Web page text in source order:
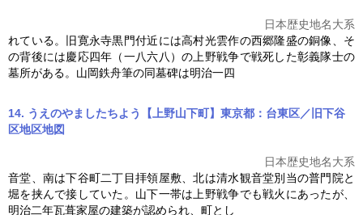
日本歴史地名大系
れている。旧寛永寺黒門付近には高村光雲作の西郷隆盛の銅像、そ
の背後には慶応四年（一八六八）の 上野戦争で戦死した彰義隊士の
墓所がある。山岡鉄舟筆の同墓碑は明治一四
14. うえのやましたちよう【上野山下町】東京都：台東区／旧下谷
区地区地図
日本歴史地名大系
音堂、南は下谷町二丁目拝領屋敷、北は清水観音堂別当の普門院と
堀を挟んで接していた。山下一帯は 上野戦争でも戦火にあったが、
明治二年瓦葺家屋の建築が認められ、町とし